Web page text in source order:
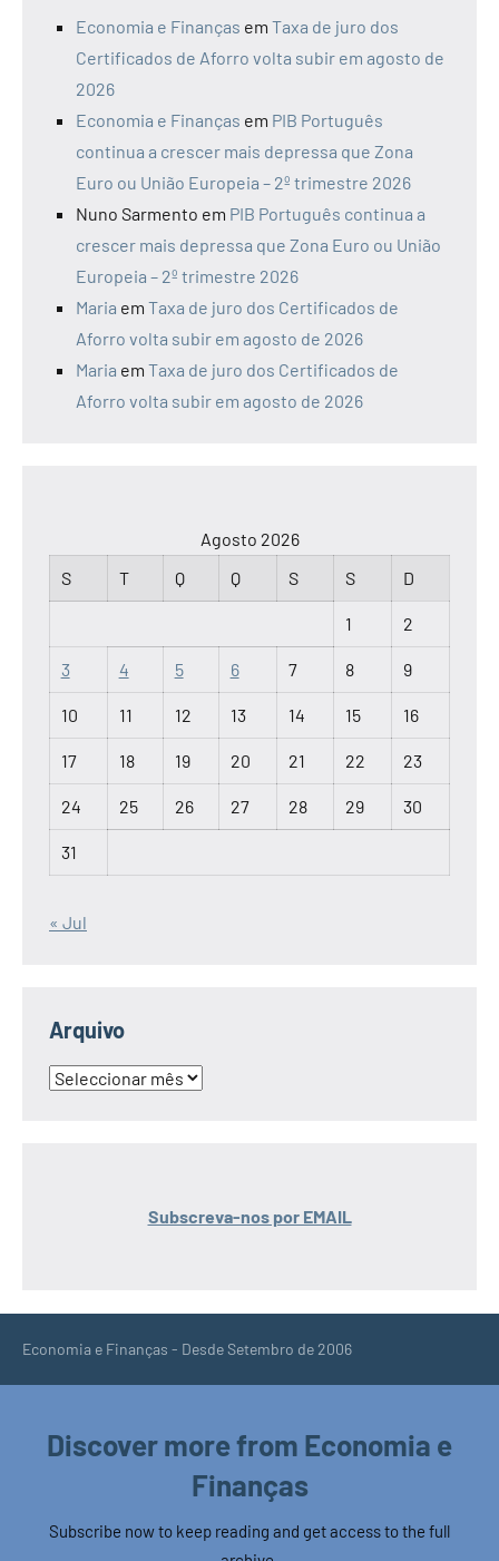
Economia e Finanças em Taxa de juro dos
Certificados de Aforro volta subir em agosto de
2026
Economia e Finanças em PIB Português
continua a crescer mais depressa que Zona
Euro ou União Europeia – 2º trimestre 2026
Nuno Sarmento em PIB Português continua a
crescer mais depressa que Zona Euro ou União
Europeia – 2º trimestre 2026
Maria em Taxa de juro dos Certificados de
Aforro volta subir em agosto de 2026
Maria em Taxa de juro dos Certificados de
Aforro volta subir em agosto de 2026
Agosto 2026
S
T Q Q S S D
1 2
3 4 5 6 7 8 9
10 11 12 13 14 15 16
17 18 19 20 21 22 23
24 25 26 27 28 29 30
31
« Jul
Arquivo
Arquivo
Subscreva-nos por EMAIL
Economia e Finanças - Desde Setembro de 2006
Discover more from Economia e
Finanças
Subscribe now to keep reading and get access to the full